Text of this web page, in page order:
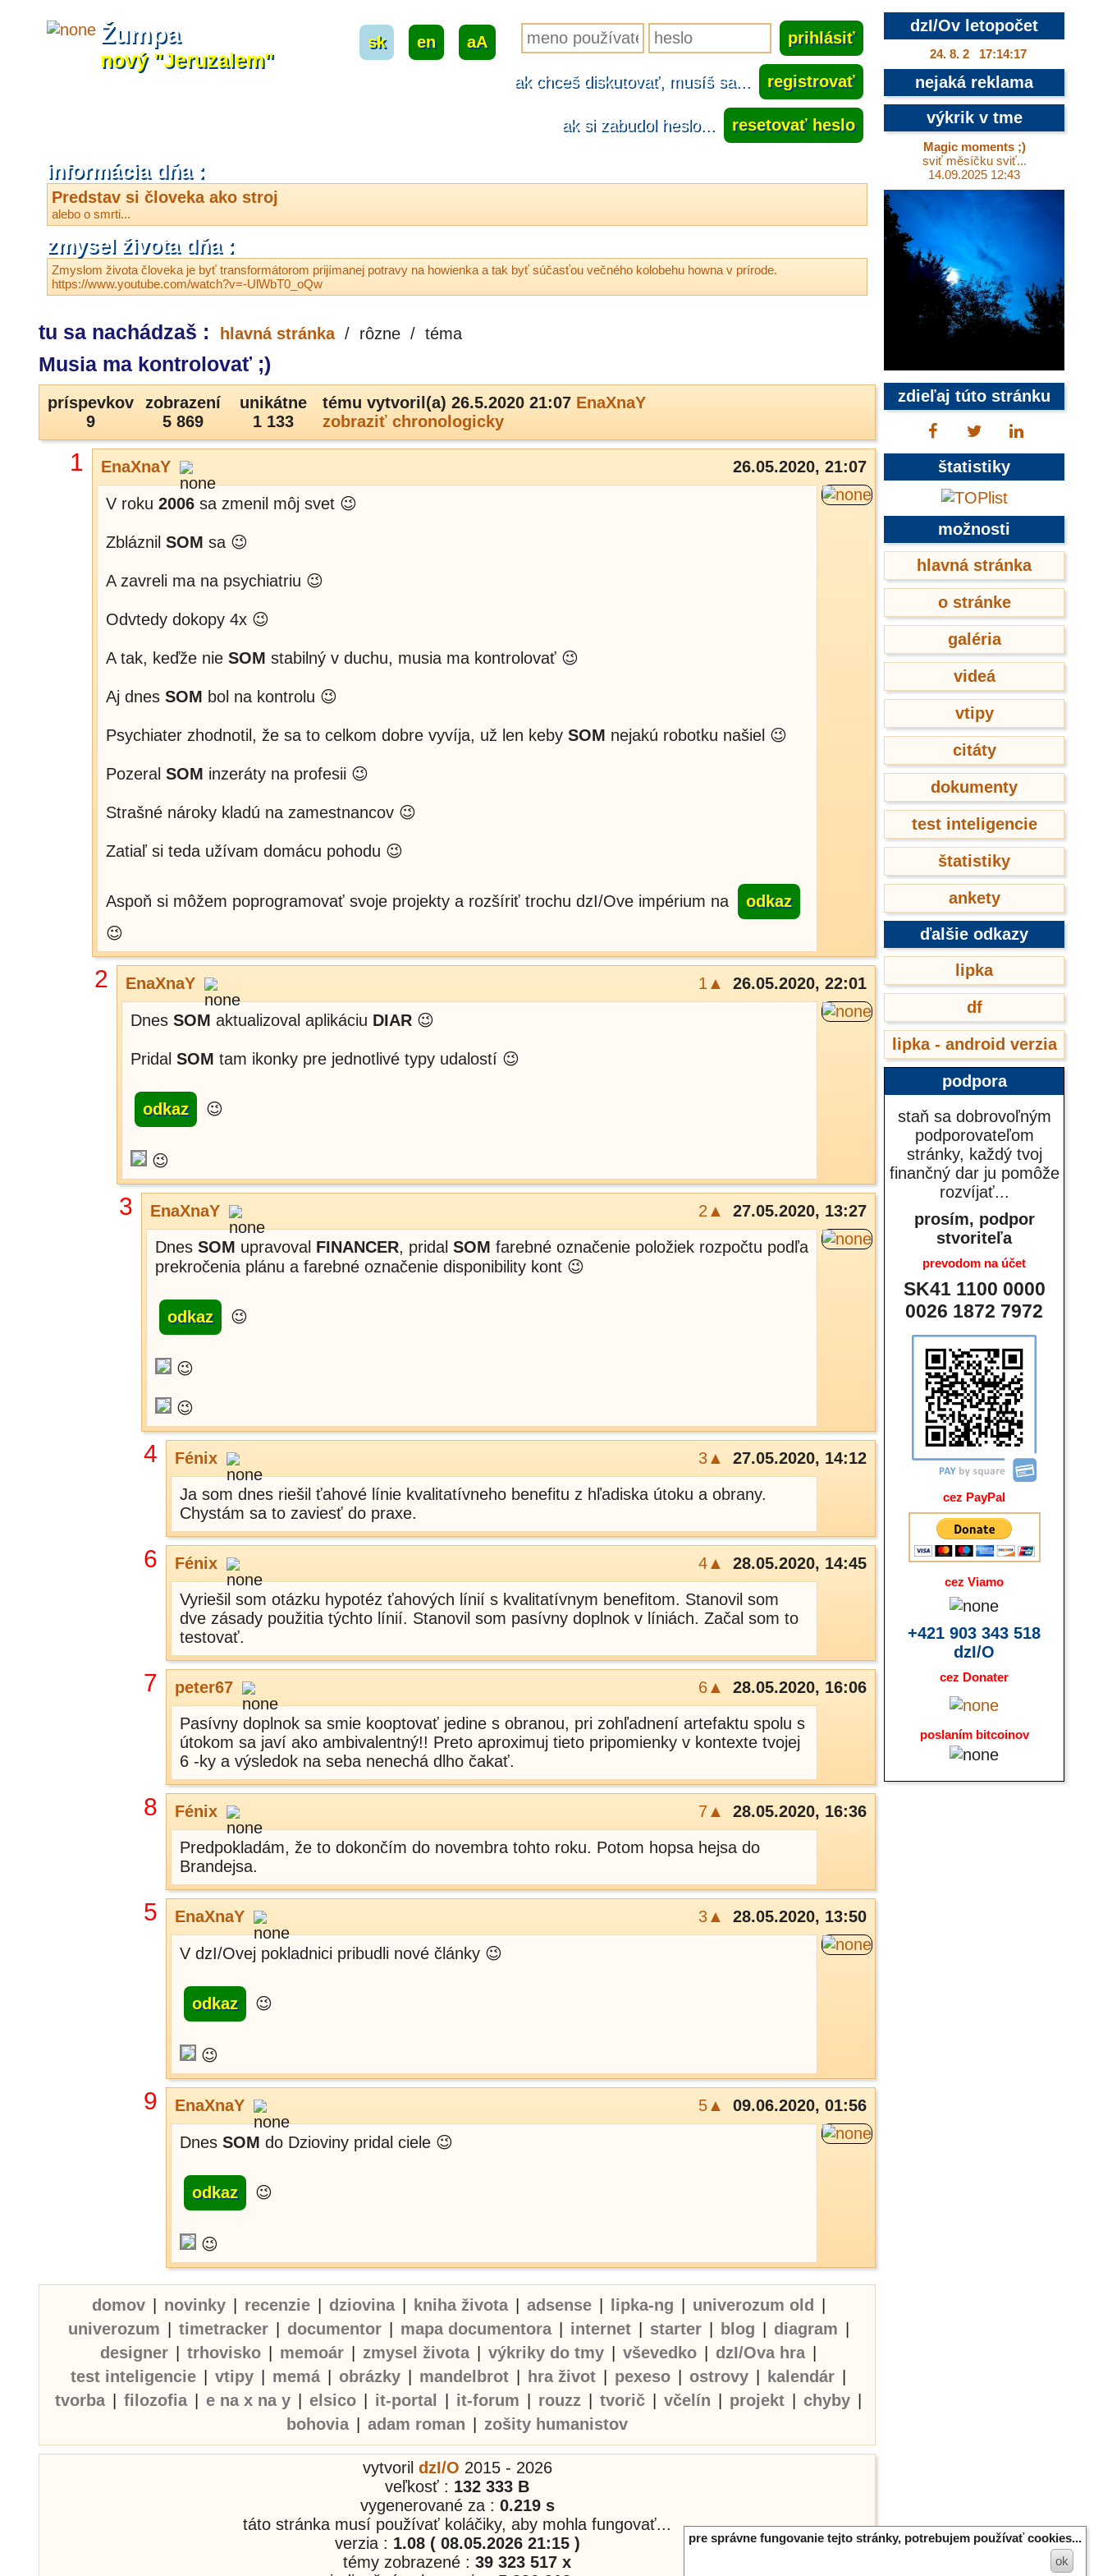
pre správne fungovanie tejto stránky, potrebujem používať cookies...
ok
Žumpa
nový "Jeruzalem"
sk en aA
ak chceš diskutovať, musíš sa... registrovať
ak si zabudol heslo... resetovať heslo
informácia dňa :
Predstav si človeka ako stroj
alebo o smrti...
zmysel života dňa :
Zmyslom života človeka je byť transformátorom prijímanej potravy na howienka a tak byť súčasťou večného kolobehu howna v prírode.
https://www.youtube.com/watch?v=-UlWbT0_oQw
tu sa nachádzaš : hlavná stránka / rôzne / téma
Musia ma kontrolovať ;)
príspevkov
9
zobrazení
5 869
unikátne
1 133
tému vytvoril(a) 26.5.2020 21:07 EnaXnaY
zobraziť chronologicky
1 EnaXnaY 26.05.2020, 21:07
V roku 2006 sa zmenil môj svet 😉
Zbláznil SOM sa 😉
A zavreli ma na psychiatriu 😉
Odvtedy dokopy 4x 😉
A tak, keďže nie SOM stabilný v duchu, musia ma kontrolovať 😉
Aj dnes SOM bol na kontrolu 😉
Psychiater zhodnotil, že sa to celkom dobre vyvíja, už len keby SOM nejakú robotku našiel 😉
Pozeral SOM inzeráty na profesii 😉
Strašné nároky kladú na zamestnancov 😉
Zatiaľ si teda užívam domácu pohodu 😉
Aspoň si môžem poprogramovať svoje projekty a rozšíriť trochu dzI/Ove impérium na
odkaz
😉
2 EnaXnaY 1▲ 26.05.2020, 22:01
Dnes SOM aktualizoval aplikáciu DIAR 😉
Pridal SOM tam ikonky pre jednotlivé typy udalostí 😉
odkaz 😉
😉
3 EnaXnaY 2▲
27.05.2020, 13:27
Dnes SOM upravoval FINANCER, pridal SOM farebné označenie položiek rozpočtu podľa
prekročenia plánu a farebné označenie disponibility kont 😉
odkaz 😉
😉
😉
4 Fénix 3▲
27.05.2020, 14:12
Ja som dnes riešil ťahové línie kvalitatívneho benefitu z hľadiska útoku a obrany.
Chystám sa to zaviesť do praxe.
6 Fénix 4▲
28.05.2020, 14:45
Vyriešil som otázku hypotéz ťahových línií s kvalitatívnym benefitom. Stanovil som
dve zásady použitia týchto línií. Stanovil som pasívny doplnok v líniách. Začal som to
testovať.
7 peter67 6▲
28.05.2020, 16:06
Pasívny doplnok sa smie kooptovať jedine s obranou, pri zohľadnení artefaktu spolu s
útokom sa javí ako ambivalentný!! Preto aproximuj tieto pripomienky v kontexte tvojej
6 -ky a výsledok na seba nenechá dlho čakať.
8 Fénix 7▲
28.05.2020, 16:36
Predpokladám, že to dokončím do novembra tohto roku. Potom hopsa hejsa do
Brandejsa.
5 EnaXnaY 3▲ 28.05.2020, 13:50
V dzI/Ovej pokladnici pribudli nové články 😉
odkaz 😉
😉
9 EnaXnaY 5▲ 09.06.2020, 01:56
Dnes SOM do Dzioviny pridal ciele 😉
odkaz 😉
😉
domov novinky recenzie dziovina kniha života adsense lipka-ng univerozum old
univerozum
timetracker documentor mapa documentora internet starter blog diagram
designer
trhovisko memoár zmysel života výkriky do tmy vševedko dzI/Ova hra
test inteligencie
vtipy memá obrázky mandelbrot hra život pexeso ostrovy kalendár
tvorba
filozofia e na x na y elsico it-portal it-forum rouzz tvorič včelín projekt chyby
bohovia
adam roman zošity humanistov
vytvoril dzI/O 2015 - 2026
veľkosť : 132 333 B
vygenerované za : 0.219 s
táto stránka musí používať koláčiky, aby mohla fungovať...
verzia : 1.08 ( 08.05.2026 21:15 )
témy zobrazené : 39 323 517 x
dzI/Ov letopočet
24. 8. 2 17:14:18
nejaká reklama
výkrik v tme
Magic moments ;)
sviť měsíčku sviť...
14.09.2025 12:43
zdieľaj túto stránku
štatistiky
možnosti
hlavná stránka
o stránke
galéria
videá
vtipy
citáty
dokumenty
test inteligencie
štatistiky
ankety
ďalšie odkazy
lipka
df
lipka - android verzia
podpora
staň sa dobrovoľným
podporovateľom
stránky, každý tvoj
finančný dar ju pomôže
rozvíjať...
prosím, podpor
stvoriteľa
prevodom na účet
SK41 1100 0000
0026 1872 7972
cez PayPal
cez Viamo
+421 903 343 518
dzI/O
cez Donater
poslaním bitcoinov